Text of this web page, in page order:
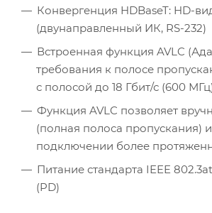
Конвергенция HDBaseT: HD-
(двунаправленный ИК, RS-232)
Встроенная функция AVLC
требования к полосе
с полосой до 18 Гбит/с (600
Функция AVLC позволяет
(полная полоса пропускания)
подключении более
Питание стандарта IEEE
(PD)